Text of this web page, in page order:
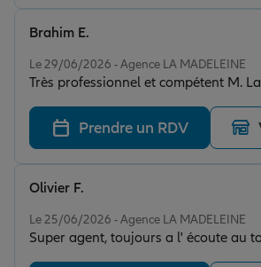
Le 29/06/2026 - Agence LA MADELEINE
Très professionnel et compétent M.
Brahim E.
Prendre un RDV
Le 25/06/2026 - Agence LA MADELEINE
Super agent, toujours a l' écoute
Olivier F.